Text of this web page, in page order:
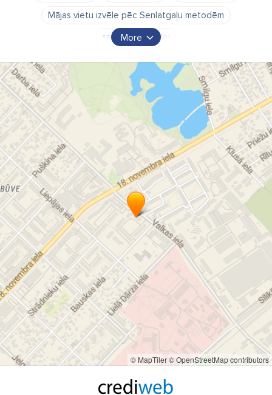
Mājas vietu izvēle pēc Senlatgaļu metodēm
saimniecības ēku
Ietekmes uz vidi novērtējums
konsultācijas
More
© MapTiler© OpenStreetMap contributors